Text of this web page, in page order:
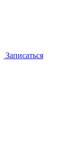
Записаться